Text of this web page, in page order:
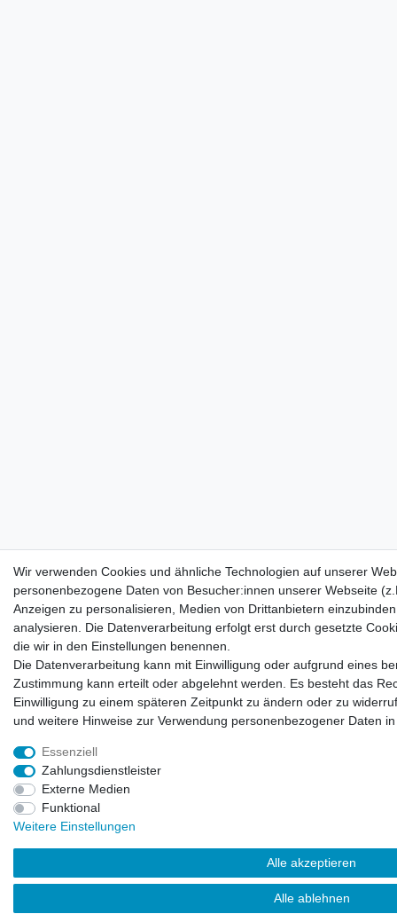
Wir verwenden Cookies und ähnliche Technologien auf unserer
personenbezogene Daten von Besucher:innen unserer Webseite
Anzeigen zu personalisieren, Medien von Drittanbietern
analysieren. Die Datenverarbeitung erfolgt erst durch gesetzte
die wir in den Einstellungen benennen.
Die Datenverarbeitung kann mit Einwilligung oder aufgrund eines
Zustimmung kann erteilt oder abgelehnt werden. Es besteht das
Einwilligung zu einem späteren Zeitpunkt zu ändern oder zu
und weitere Hinweise zur Verwendung personenbezogener Daten
Essenziell
Zahlungsdienstleister
Externe Medien
Funktional
Weitere Einstellungen
Alle akzeptieren
Alle ablehnen